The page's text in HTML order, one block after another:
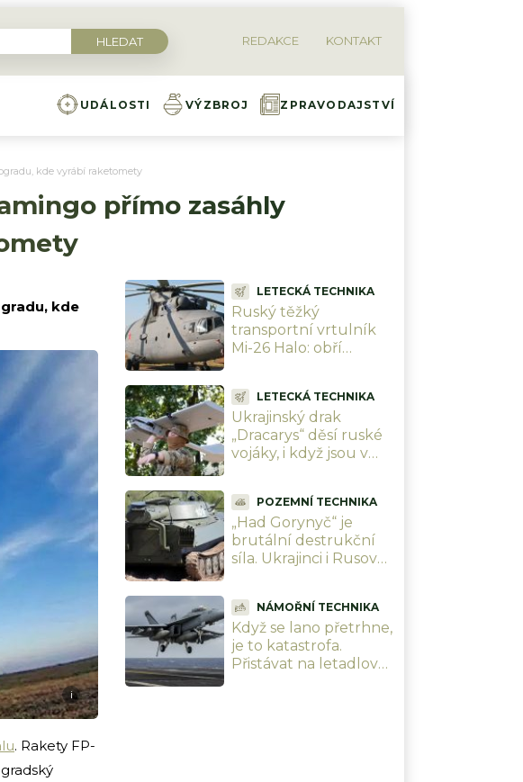
REDAKCE KONTAKT
UDÁLOSTI VÝZBROJ ZPRAVODAJSTVÍ
kde vyrábí raketomety
přímo zasáhly
kde
i
. Rakety FP-
LETECKÁ TECHNIKA
Ruský těžký
transportní vrtulník
Mi-26 Halo: obří
odnést dopravní
letadlo
LETECKÁ TECHNIKA
Ukrajinský drak
„Dracarys“ děsí ruské
vojáky, i když jsou v
°C
POZEMNÍ TECHNIKA
„Had Gorynyč“ je
brutální destrukční
síla. Ukrajinci i Rusové
NÁMOŘNÍ TECHNIKA
Když se lano přetrhne,
je to katastrofa.
Přistávat na letadlové